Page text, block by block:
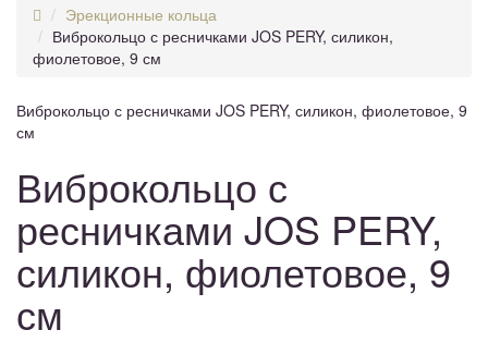
Эрекционные кольца
Виброкольцо с ресничками JOS PERY, силикон,
фиолетовое, 9 см
Виброкольцо с ресничками JOS PERY, силикон, фиолетовое, 9
см
Виброкольцо с
ресничками JOS PERY,
силикон, фиолетовое, 9
см